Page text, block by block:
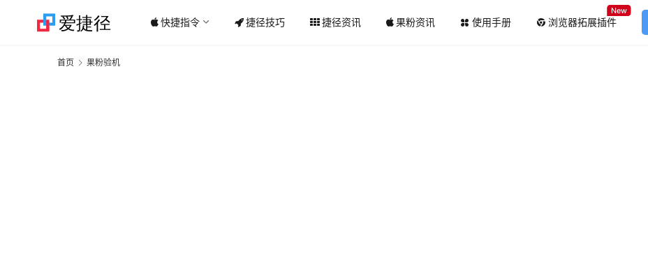
快捷指令 捷径技巧 捷径资讯 果粉资讯 使用手册 浏览器拓展插件
New
首页 果粉验机